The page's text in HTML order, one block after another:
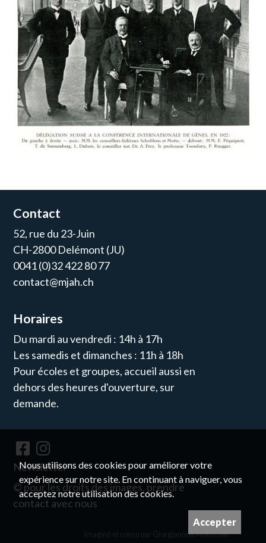
Contact
52, rue du 23-Juin
CH-2800 Delémont (JU)
0041 (0)32 422 80 77
contact@mjah.ch
Horaires
Du mardi au vendredi : 14h à 17h
Les samedis et dimanches : 11h à 18h
Pour écoles et groupes, accueil aussi en
dehors des heures d'ouverture, sur
demande.
Newsletter
© pour les droits des images, prendre
contact avec nous
Giorgianni & Moeschler
Nous utilisons des cookies pour améliorer votre
expérience sur notre site. En continuant à naviguer, vous
acceptez notre utilisation des cookies.
Accepter